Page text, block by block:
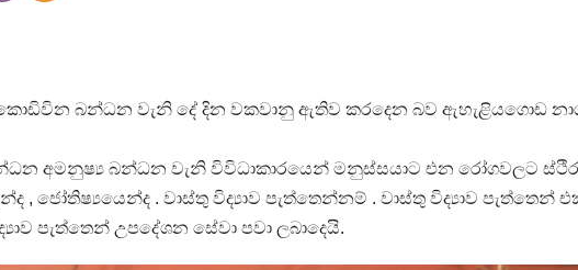
බන්ධන වැනි දේ දින වකවානු ඇතිව කරදෙන බව ඇහැළියගොඩ
අමනුෂ්‍ය බන්ධන වැනි විවිධාකාරයෙන් මනුස්සයාට එන රෝගවලට
, ජෝතිෂ්‍යයෙන්ද . වාස්තු විද්‍යාව පැත්තෙන්නම් . වාස්තු විද්‍යාව පැත්තෙන්
පැත්තෙන් උපදේශන සේවා පවා ලබාදෙයි.